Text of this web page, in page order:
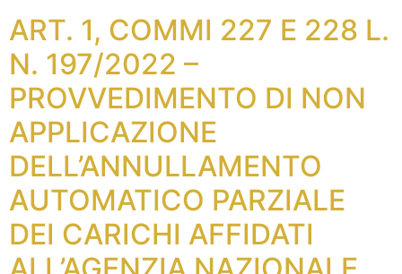
ART. 1, COMMI 227 E 228 L.
N. 197/2022 –
PROVVEDIMENTO DI NON
APPLICAZIONE
DELL’ANNULLAMENTO
AUTOMATICO PARZIALE
DEI CARICHI AFFIDATI